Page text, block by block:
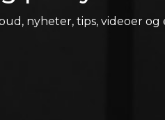
nyheter, tips, videoer og